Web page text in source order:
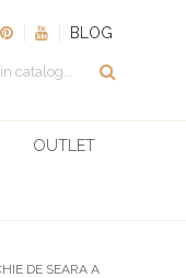
BLOG
OUTLET
DE SEARA A